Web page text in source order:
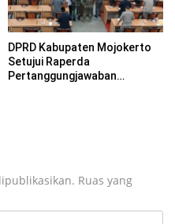
DPRD Kabupaten Mojokerto
Setujui Raperda
Pertanggungjawaban
Ruas yang